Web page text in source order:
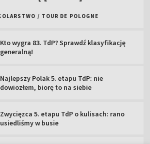
Zwycięzca 5. etapu TdP o kulisach: rano
Tour de Pologne 2026: sprawdź trasę i plan
Co za finisz! Szwajcar najlepszy na 5. etapie
Groźny incydent na TdP. Kłopoty trzech